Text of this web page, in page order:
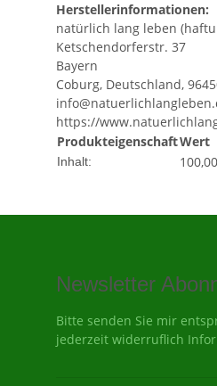
Herstellerinformationen:
natürlich lang leben
Ketschendorferstr. 37
Bayern
Coburg, Deutschland,
https://
ProdukteigenschaftWert
Inhalt:
Newsletter
Bitte senden Sie mir
jederzeit widerruflich